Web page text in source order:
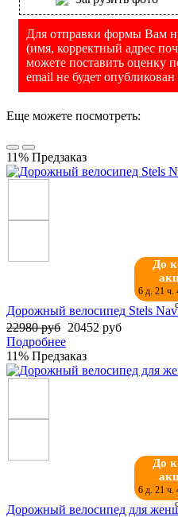
Для отправки формы Вам
(имя, корректный адрес
можете поставить оценку
email не будет опубликован
Еще можете посмотреть:
11% Предзаказ
До
6 д. 21 ч.
Дорожный велосипед Stels
22980 руб 20452 руб
Подробнее
11% Предзаказ
До
6 д. 21 ч.
Дорожный велосипед для